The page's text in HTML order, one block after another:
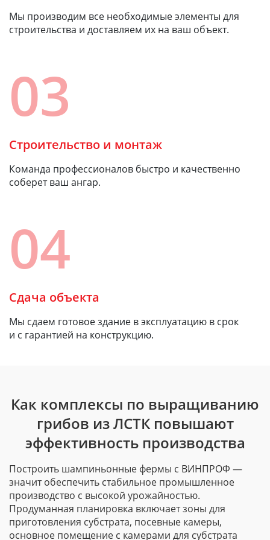
Мы производим все необходимые элементы для
строительства и доставляем их на ваш объект.
03
Строительство и монтаж
Команда профессионалов быстро и качественно
соберет ваш ангар.
04
Сдача объекта
Мы сдаем готовое здание в эксплуатацию в срок
и с гарантией на конструкцию.
Как комплексы по выращиванию
грибов из ЛСТК повышают
эффективность производства
Построить шампиньонные фермы с ВИНПРОФ —
значит обеспечить стабильное промышленное
производство с высокой урожайностью.
Продуманная планировка включает зоны для
приготовления субстрата, посевные камеры,
основное помещение с камерами для субстрата